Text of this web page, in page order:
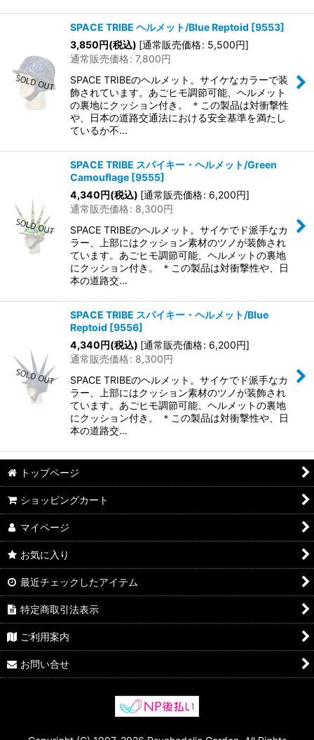
SPACE TRIBE ヘルメット/Blue Reptoid [9553]
3,850円(税込) [通常販売価格: 5,500円]
通常販売価格: 7,800円
SPACE TRIBEのヘルメット。サイケなカラーで装
飾されています。あごヒモ調節可能、ヘルメット
の裏地にクッション付き。 ＊この製品は対衝撃性
や、日本の道路交通法における安全基準を満たし
ているか不…
SPACE TRIBE スパイキー・ヘルメット/Green
Camouflage [9555]
4,340円(税込) [通常販売価格: 6,200円]
通常販売価格: 8,300円
SPACE TRIBEのヘルメット。サイケでド派手なカ
ラー、上部にはクッション素材のツノが装飾され
ています。あごヒモ調節可能、ヘルメットの裏地
にクッション付き。 ＊この製品は対衝撃性や、日
本の道路交…
SPACE TRIBE スパイキー・ヘルメット/Blue
Reptoid [9556]
4,340円(税込) [通常販売価格: 6,200円]
通常販売価格: 8,300円
SPACE TRIBEのヘルメット。サイケでド派手なカ
ラー、上部にはクッション素材のツノが装飾され
ています。あごヒモ調節可能、ヘルメットの裏地
にクッション付き。 ＊この製品は対衝撃性や、日
本の道路交…
トップページ
ショッピングカート
マイページ
お気に入り
最近チェックしたアイテム
特定商取引法表示
ご利用案内
お問い合せ